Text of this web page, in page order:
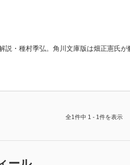
説・種村季弘。角川文庫版は畑正憲氏が
全1件中 1 - 1件を表示